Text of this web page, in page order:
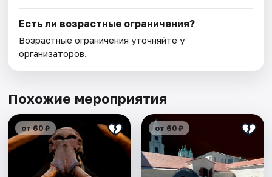
Есть ли возрастные ограничения?
Возрастные ограничения уточняйте у
организаторов.
Похожие мероприятия
от 60 ₽ от 60 ₽